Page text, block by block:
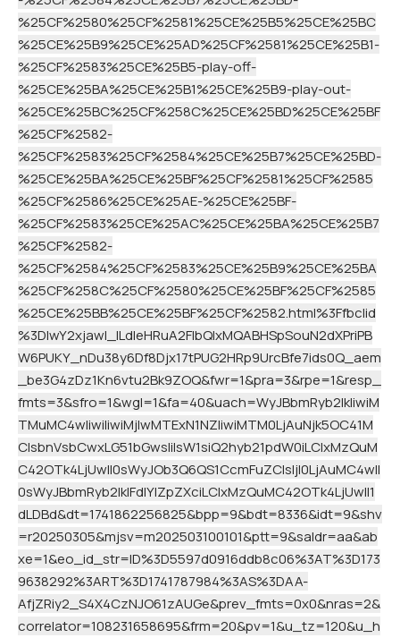
%25CF%2580%25CF%2581%25CE%25B5%25CE%25BC
%25CE%25B9%25CE%25AD%25CF%2581%25CE%25B1-
%25CF%2583%25CE%25B5-play-off-
%25CE%25BA%25CE%25B1%25CE%25B9-play-out-
%25CE%25BC%25CF%258C%25CE%25BD%25CE%25BF
%25CF%2582-
%25CF%2583%25CF%2584%25CE%25B7%25CE%25BD-
%25CE%25BA%25CE%25BF%25CF%2581%25CF%2585
%25CF%2586%25CE%25AE-%25CE%25BF-
%25CF%2583%25CE%25AC%25CE%25BA%25CE%25B7
%25CF%2582-
%25CF%2584%25CF%2583%25CE%25B9%25CE%25BA
%25CF%258C%25CF%2580%25CE%25BF%25CF%2585
%25CE%25BB%25CE%25BF%25CF%2582.html%3Ffbclid
%3DIwY2xjawI_lLdleHRuA2FlbQIxMQABHSpSouN2dXPriPB
W6PUKY_nDu38y6Df8Djx17tPUG2HRp9UrcBfe7ids0Q_aem
_be3G4zDz1Kn6vtu2Bk9ZOQ&fwr=1&pra=3&rpe=1&resp_
fmts=3&sfro=1&wgl=1&fa=40&uach=WyJBbmRyb2lkIiwiM
TMuMC4wIiwiIiwiMjIwMTExN1NZIiwiMTM0LjAuNjk5OC41M
CIsbnVsbCwxLG51bGwsIiIsW1siQ2hyb21pdW0iLCIxMzQuM
C42OTk4LjUwIl0sWyJOb3Q6QS1CcmFuZCIsIjI0LjAuMC4wIl
0sWyJBbmRyb2lkIFdlYlZpZXciLCIxMzQuMC42OTk4LjUwIl1
dLDBd&dt=1741862256825&bpp=9&bdt=8336&idt=9&shv
=r20250305&mjsv=m202503100101&ptt=9&saldr=aa&ab
xe=1&eo_id_str=ID%3D5597d0916ddb8c06%3AT%3D173
9638292%3ART%3D1741787984%3AS%3DAA-
AfjZRiy2_S4X4CzNJO61zAUGe&prev_fmts=0x0&nras=2&
correlator=108231658695&frm=20&pv=1&u_tz=120&u_h